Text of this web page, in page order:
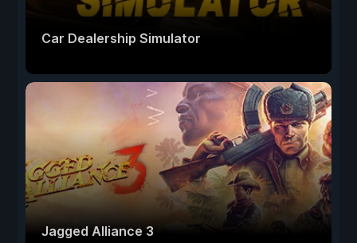
Car Dealership Simulator
Jagged Alliance 3